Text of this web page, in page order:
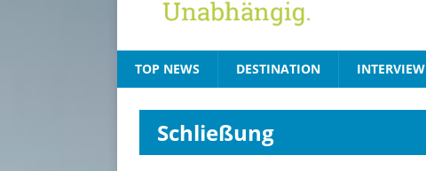
TOP NEWS DESTINATION INTERVIEW
Schließung